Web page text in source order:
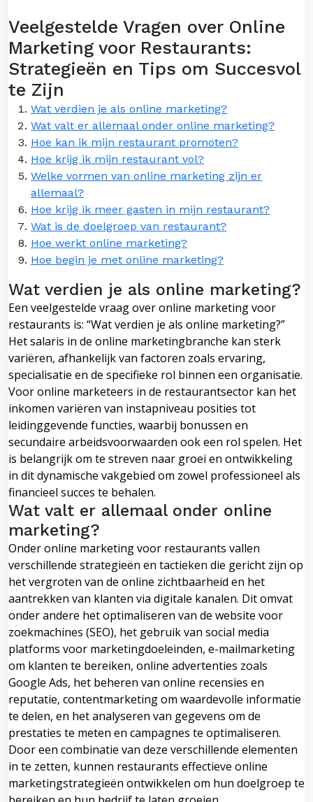
Veelgestelde Vragen over Online
Marketing voor Restaurants:
Strategieën en Tips om Succesvol
te Zijn
Wat verdien je als online marketing?
Wat valt er allemaal onder online marketing?
Hoe kan ik mijn restaurant promoten?
Hoe krijg ik mijn restaurant vol?
Welke vormen van online marketing zijn er
allemaal?
Hoe krijg ik meer gasten in mijn restaurant?
Wat is de doelgroep van restaurant?
Hoe werkt online marketing?
Hoe begin je met online marketing?
Wat verdien je als online marketing?
Een veelgestelde vraag over online marketing voor
restaurants is: “Wat verdien je als online marketing?”
Het salaris in de online marketingbranche kan sterk
variëren, afhankelijk van factoren zoals ervaring,
specialisatie en de specifieke rol binnen een organisatie.
Voor online marketeers in de restaurantsector kan het
inkomen variëren van instapniveau posities tot
leidinggevende functies, waarbij bonussen en
secundaire arbeidsvoorwaarden ook een rol spelen. Het
is belangrijk om te streven naar groei en ontwikkeling
in dit dynamische vakgebied om zowel professioneel als
financieel succes te behalen.
Wat valt er allemaal onder online
marketing?
Onder online marketing voor restaurants vallen
verschillende strategieën en tactieken die gericht zijn op
het vergroten van de online zichtbaarheid en het
aantrekken van klanten via digitale kanalen. Dit omvat
onder andere het optimaliseren van de website voor
zoekmachines (SEO), het gebruik van social media
platforms voor marketingdoeleinden, e-mailmarketing
om klanten te bereiken, online advertenties zoals
Google Ads, het beheren van online recensies en
reputatie, contentmarketing om waardevolle informatie
te delen, en het analyseren van gegevens om de
prestaties te meten en campagnes te optimaliseren.
Door een combinatie van deze verschillende elementen
in te zetten, kunnen restaurants effectieve online
marketingstrategieën ontwikkelen om hun doelgroep te